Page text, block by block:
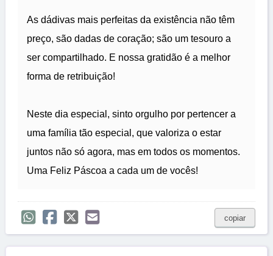
As dádivas mais perfeitas da existência não têm
preço, são dadas de coração; são um tesouro a
ser compartilhado. E nossa gratidão é a melhor
forma de retribuição!
Neste dia especial, sinto orgulho por pertencer a
uma família tão especial, que valoriza o estar
juntos não só agora, mas em todos os momentos.
Uma Feliz Páscoa a cada um de vocês!
copiar